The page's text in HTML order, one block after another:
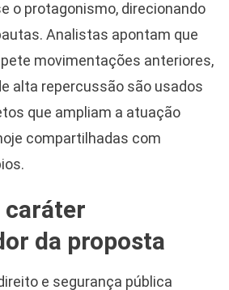
o protagonismo, direcionando
Analistas apontam que
movimentações anteriores,
alta repercussão são usados
que ampliam a atuação
compartilhadas com
caráter
da proposta
e segurança pública